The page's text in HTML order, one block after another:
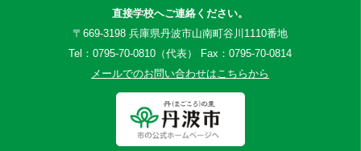
直接学校へご連絡ください。
〒669-3198 兵庫県丹波市山南町谷川1110番地
Tel：0795-70-0810（代表） Fax：0795-70-0814
メールでのお問い合わせはこちらから